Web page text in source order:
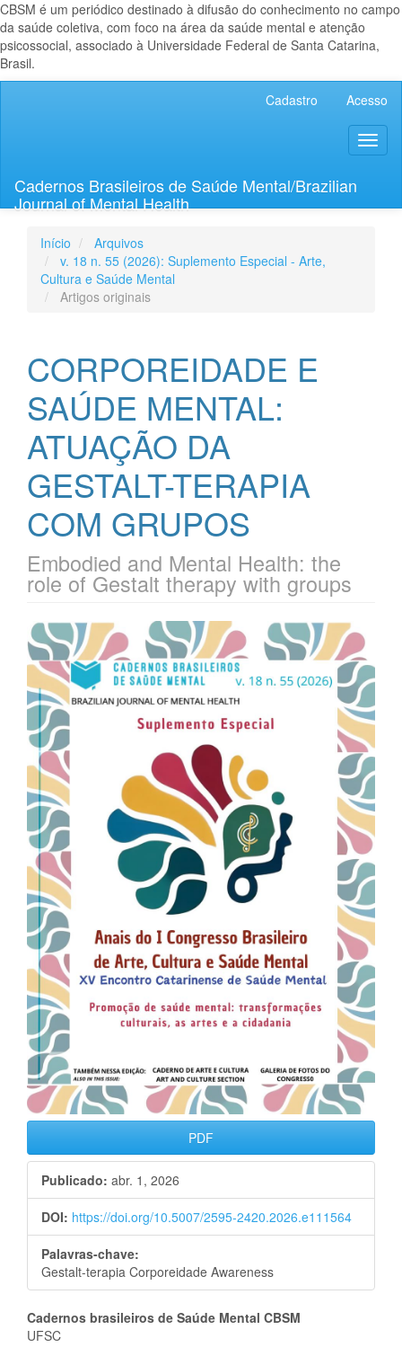
CBSM é um periódico destinado à difusão do conhecimento no campo
da saúde coletiva, com foco na área da saúde mental e atenção
psicossocial, associado à Universidade Federal de Santa Catarina,
Brasil.
Lateral
Cadastro Acesso
Cadernos Brasileiros de Saúde Mental/Brazilian
Journal of Mental Health
Início
Arquivos
v. 18 n. 55 (2026): Suplemento Especial - Arte,
Cultura e Saúde Mental
Artigos originais
CORPOREIDADE E
SAÚDE MENTAL:
ATUAÇÃO DA
GESTALT-TERAPIA
COM GRUPOS
Embodied and Mental Health: the
role of Gestalt therapy with groups
Barra
lateral
de
artigos
PDF
Publicado: abr. 1, 2026
DOI: https://doi.org/10.5007/2595-2420.2026.e111564
Palavras-chave:
Gestalt-terapia Corporeidade Awareness
Conteúdo
Cadernos brasileiros de Saúde Mental CBSM
UFSC